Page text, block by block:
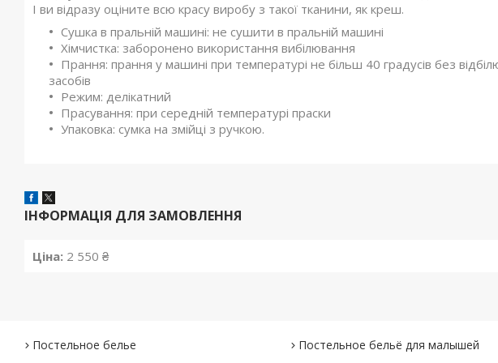
І ви відразу оціните всю красу виробу з такої тканини, як креш.
Сушка в пральній машині: не сушити в пральній машині
Хімчистка: заборонено використання вибілювання
Прання: прання у машині при температурі не більш 40 градусів без
засобів
Режим: делікатний
Прасування: при середній температурі праски
Упаковка: сумка на змійці з ручкою.
ІНФОРМАЦІЯ ДЛЯ ЗАМОВЛЕННЯ
Ціна: 2 550 ₴
Постельное белье
Постельное бельё для малышей